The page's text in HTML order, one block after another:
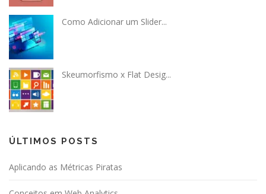
Como Adicionar um Slider...
Skeumorfismo x Flat Desig...
ÚLTIMOS POSTS
Aplicando as Métricas Piratas